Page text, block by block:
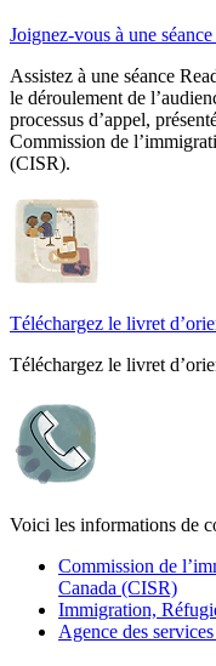
Joignez-vous à une
Assistez à une séance
le déroulement de
processus d’appel,
Commission de
(CISR).
Téléchargez le livret
Téléchargez le livret
Voici les informations de
Commission de
Canada (CISR)
Immigration,
Agence des